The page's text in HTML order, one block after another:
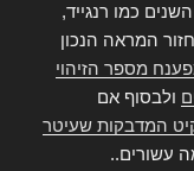
כמו רנגייד,
המראה הנכון
מספר הזיהוי
ולבסוף אם
המדבקות שעיטר
עשורים..